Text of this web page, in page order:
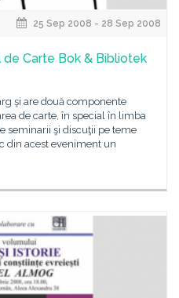
25 Sep 2008 - 28 Sep 2008
de Carte Bok & Bibliotek
şi are două componente
de carte, în special în limba
seminarii şi discuţii pe teme
din acest eveniment un